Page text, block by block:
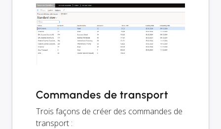
Commandes de transport
Trois façons de créer des commandes de
transport :